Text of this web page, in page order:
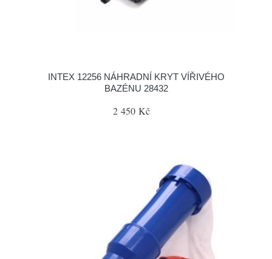
INTEX 12256 NÁHRADNÍ KRYT VÍŘIVÉHO
BAZÉNU 28432
2 450 Kč